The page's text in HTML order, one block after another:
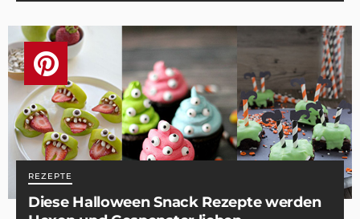
REZEPTE
Diese Halloween Snack Rezepte werden